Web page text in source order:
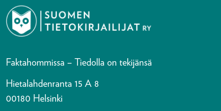
Faktahommissa – Tiedolla on tekijänsä
Hietalahdenranta 15 A 8
00180 Helsinki